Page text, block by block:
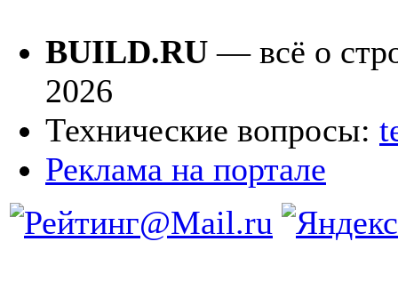
BUILD.RU — всё о
2026
Технические вопросы:
Реклама на портале